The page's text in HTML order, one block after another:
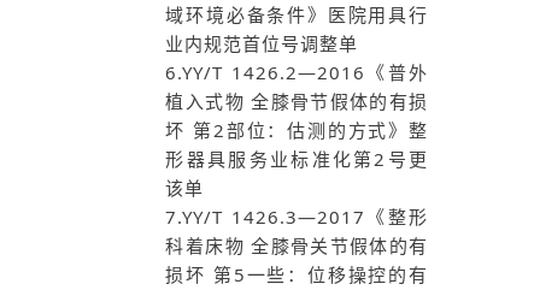
域环境必备条件》医院用具行
业内规范首位号调整单
6.YY/T 1426.2—2016《普外
植入式物 全膝骨节假体的有损
坏 第2部位：估测的方式》整
形器具服务业标准化第2号更
该单
7.YY/T 1426.3—2017《整形
科着床物 全膝骨关节假体的有
损坏 第5一些：位移操控的有